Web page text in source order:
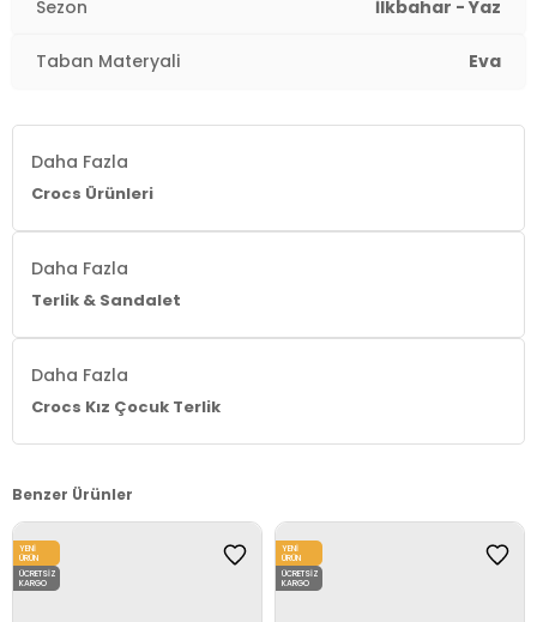
Sezon İlkbahar - Yaz
Taban Materyali Eva
Daha Fazla
Crocs Ürünleri
Daha Fazla
Terlik & Sandalet
Daha Fazla
Crocs Kız Çocuk Terlik
Benzer Ürünler
YENI
ÜRÜN
ÜCRETSIZ
KARGO
YENI
ÜRÜN
ÜCRETSIZ
KARGO